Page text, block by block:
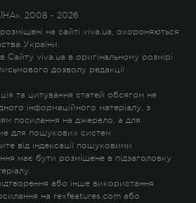
2008 - 2026
на сайті viva.ua, охороняються
України.
Сайту viva.ua в оригінальному розмірі
дозволу редакції
та цитування статей обсягом не
інформаційного матеріалу, з
посилання на джерело, а для
для пошукових систем
від індексації пошуковими
має бути розміщене в підзаголовку
або інше використання
на rexfeatures.com або